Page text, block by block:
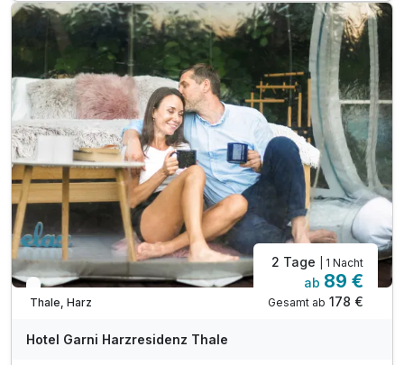
inkl. 1 Flasche Wasser auf dem Zimmer
inkl. Entspannungszeit in unserer Sauna
inkl. Parkplatz
inkl. W-LAN
In 1 Woche wieder frei
Thale, Harz
2 Tage | 1 Nacht
ab 89 €
Gesamt ab 178 €
Hotel Garni Harzresidenz Thale